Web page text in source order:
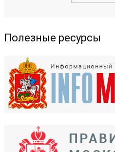
Полезные ресурсы